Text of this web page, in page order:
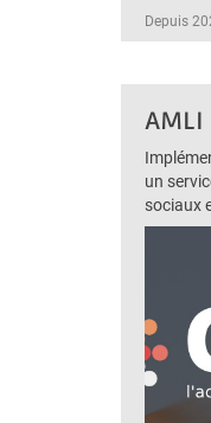
Depuis
AMLI
un
sociaux